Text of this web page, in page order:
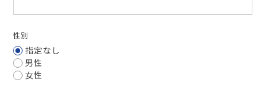
須)
性別
指定なし
男性
女性